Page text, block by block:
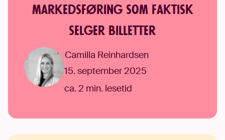
markedsføring som faktisk
selger billetter
Camilla Reinhardsen
15. september 2025
ca. 2 min. lesetid